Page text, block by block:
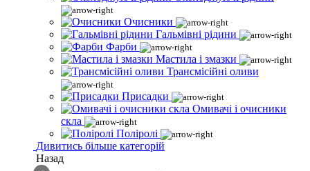
Очисники
Гальмівні рідини
Фарби
Мастила і змазки
Трансмісійні оливи
Присадки
Омивачі і очисники
скла
Поліролі
Дивитись більше категорій
Назад